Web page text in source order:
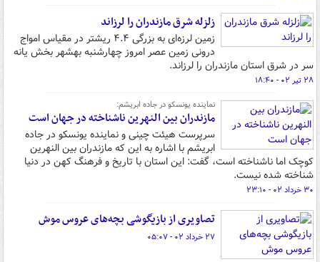
زلزله شرق مازندران را لرزاند
زمین لرزه‌ای به بزرگی ۴.۴ ریشتر در مقیاس امواج
درونی زمین عصر امروز چهارشنبه بهشهر بخش یانه
سر در شرق استان مازندران را لرزاند.
۲۸ تیر ۰۲ - ۱۸:۴۰
نماینده یونسکو در جاده ابریشم:
مازندران بین النهرین ناشناخته در جهان است
سرپرست هیئت چینی و نماینده یونسکو در جاده
ابریشم با اشاره به این که مازندران بین النهرین
کوچک اما ناشناخته است، گفت: این استان با تاریخ و فرهنگ کهن در دنیا
شناخته شده نیست.
۳۰ خرداد ۰۲ - ۲۳:۱۰
تصاویری از بازیگوشی بچه‌های عروس موش
۲۷ خرداد ۰۲ - ۰۵:۰۷